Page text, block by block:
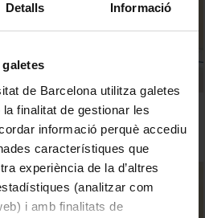
Detalls Informació
de Barcelona utilitza galetes
finalitat de gestionar les
informació perquè accediu
característiques que
experiència de la d’altres
(analitzar com
i amb finalitats de
with an increased